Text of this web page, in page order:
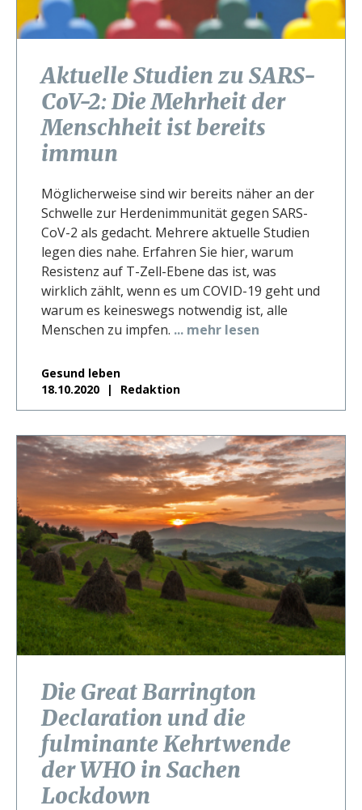
Aktuelle Studien zu SARS-
CoV-2: Die Mehrheit der
Menschheit ist bereits
immun
Möglicherweise sind wir bereits näher an der
Schwelle zur Herdenimmunität gegen SARS-
CoV-2 als gedacht. Mehrere aktuelle Studien
legen dies nahe. Erfahren Sie hier, warum
Resistenz auf T-Zell-Ebene das ist, was
wirklich zählt, wenn es um COVID-19 geht und
warum es keineswegs notwendig ist, alle
Menschen zu impfen. ... mehr lesen
Gesund leben
18.10.2020
Redaktion
Die Great Barrington
Declaration und die
fulminante Kehrtwende
der WHO in Sachen
Lockdown